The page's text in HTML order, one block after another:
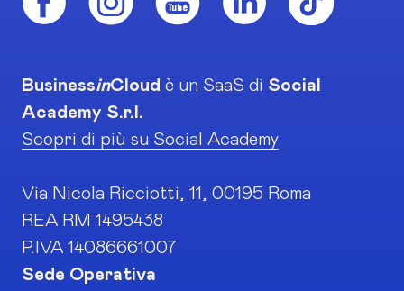
BusinessinCloud è un SaaS di Social
Academy S.r.l.
Scopri di più su Social Academy
Via Nicola Ricciotti, 11, 00195 Roma
REA RM 1495438
P.IVA 14086661007
Sede Operativa